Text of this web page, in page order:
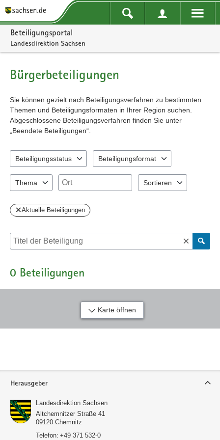
Portalnavigation
Beteiligungsportal
Landesdirektion Sachsen
Bürgerbeteiligungen
Sie können gezielt nach Beteiligungsverfahren zu bestimmten
Themen und Beteiligungsformaten in Ihrer Region suchen.
Abgeschlossene Beteiligungsverfahren finden Sie unter
„Beendete Beteiligungen“.
Beteiligungsstatus
Beteiligungsformat
Thema
Ort
Sortieren
Aktuelle Beteiligungen
Suche nach Beteiligung
0 Beteiligungen
Karte öffnen
Herausgeber
Landesdirektion Sachsen
Altchemnitzer Straße 41
09120 Chemnitz
Telefon: +49 371 532-0